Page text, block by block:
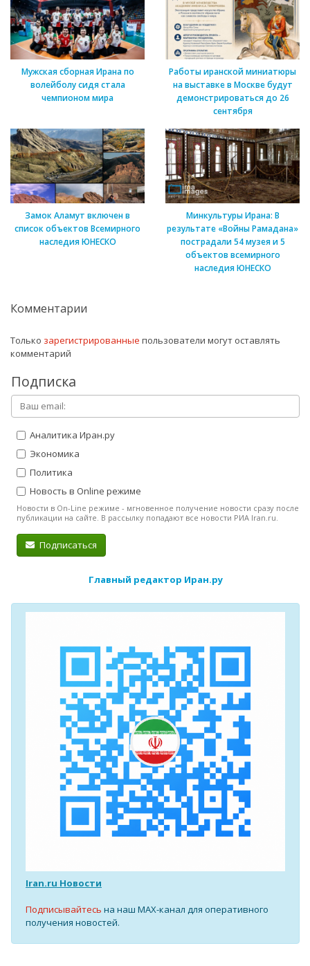
Мужская сборная Ирана по
волейболу сидя стала
чемпионом мира
Работы иранской миниатюры
на выставке в Москве будут
демонстрироваться до 26
сентября
Замок Аламут включен в
список объектов Всемирного
наследия ЮНЕСКО
Минкультуры Ирана: В
результате «Войны Рамадана»
пострадали 54 музея и 5
объектов всемирного
наследия ЮНЕСКО
Комментарии
Только зарегистрированные пользователи могут оставлять
комментарий
Подписка
Аналитика Иран.ру
Экономика
Политика
Новость в Online режиме
Новости в On-Line режиме - мгновенное получение новости сразу после
публикации на сайте. В рассылку попадают все новости РИА Iran.ru.
Подписаться
Главный редактор Иран.ру
Iran.ru Новости
Подписывайтесь на наш MAX-канал для оперативного
получения новостей.